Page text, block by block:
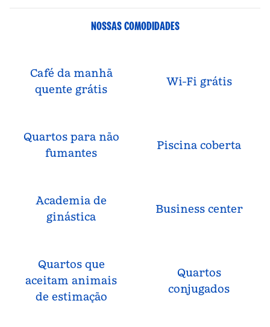
NOSSAS COMODIDADES
Café da manhã
quente grátis
Wi-Fi grátis
Quartos para não
fumantes
Piscina coberta
Academia de
ginástica
Business center
Quartos que
aceitam animais
de estimação
Quartos
conjugados